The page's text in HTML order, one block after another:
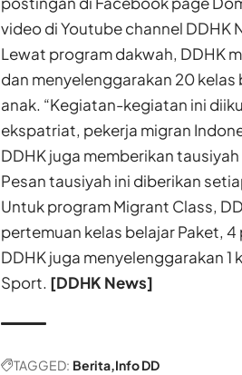
video di Youtube channel DDHK
Lewat program dakwah, DDHK
dan menyelenggarakan 20
anak. “Kegiatan-kegiatan ini
ekspatriat, pekerja migran
DDHK juga memberikan
Pesan tausiyah ini diberikan
Untuk program Migrant Class,
pertemuan kelas belajar Paket,
DDHK juga menyelenggarakan
Sport. [DDHK News]
TAGGED: Berita Info DD